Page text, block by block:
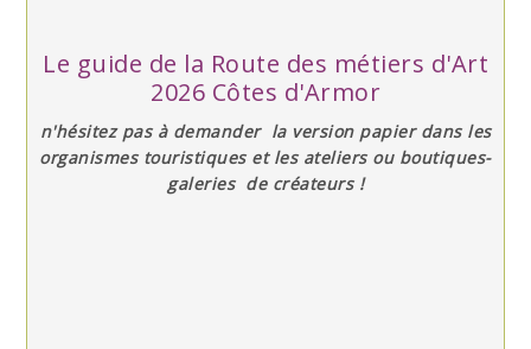
Le guide de la Route des métiers d'Art
2026 Côtes d'Armor
n'hésitez pas à demander la version papier dans les
organismes touristiques et les ateliers ou boutiques-
galeries de créateurs !